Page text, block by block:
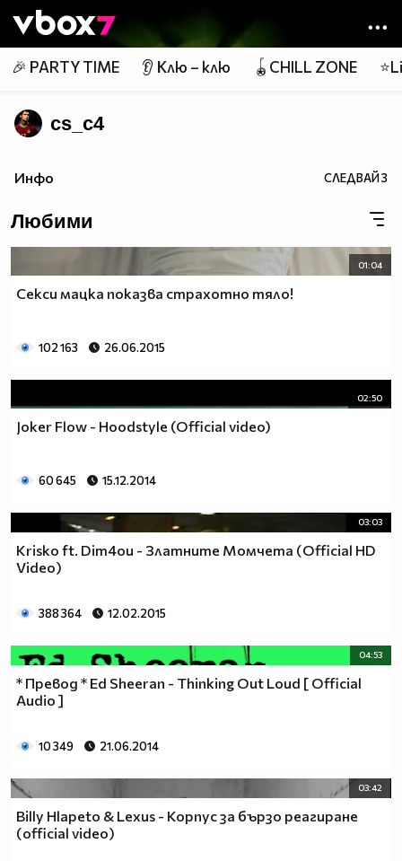
👾
🎉 PARTY TIME 👂 Клю – клю 🪀CHILL ZONE
cs_c4
Инфо СЛЕДВАЙ3
Любими
01:04
Секси мацка показва страхотно тяло!
102 163 26.06.2015
02:50
Joker Flow - Hoodstyle (Official video)
60 645 15.12.2014
03:03
Krisko ft. Dim4ou - Златните Момчета (Official HD
Video)
388 364 12.02.2015
04:53
* Превод * Ed Sheeran - Thinking Out Loud [ Official
Audio ]
10 349 21.06.2014
03:42
Billy Hlapeto & Lexus - Корпус за бързо реагиране
(official video)